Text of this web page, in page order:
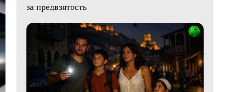
за предвзятость